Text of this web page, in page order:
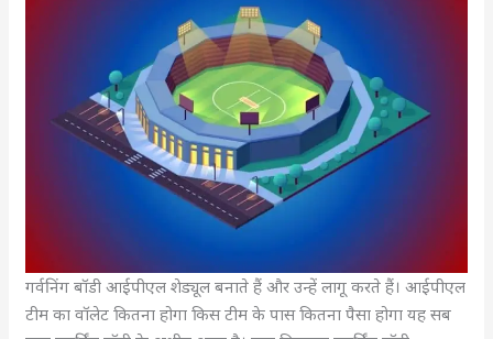
गर्वनिंग बॉडी आईपीएल शेड्यूल बनाते हैं और उन्हें लागू करते हैं। आईपीएल
टीम का वॉलेट कितना होगा किस टीम के पास कितना पैसा होगा यह सब